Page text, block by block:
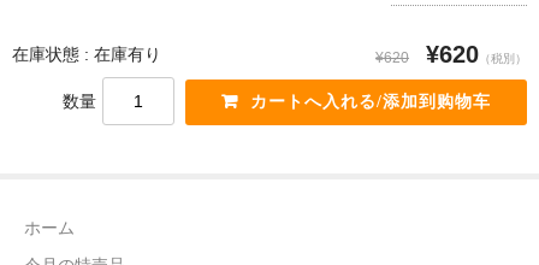
漬物類
在庫状態 : 在庫有り ¥620 ¥620 （税別）
数量
ホーム